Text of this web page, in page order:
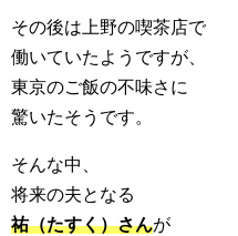
その後は上野の喫茶店で
働いていたようですが、
東京のご飯の不味さに
驚いたそうです。
そんな中、
将来の夫となる
祐（たすく）さんが